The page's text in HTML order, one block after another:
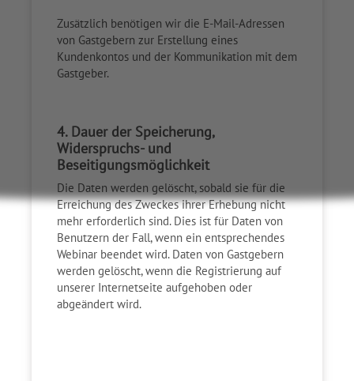
Zusätzlich benötigen wir die E-Mail-Adressen
von Gastgebern zur Erstellung eines
Kundenkontos und der Kommunikation mit dem
Gastgeber.
4. Dauer der Speicherung,
Widerspruchs- und
Beseitigungsmöglichkeit
Die Daten werden gelöscht, sobald sie für die
Erreichung des Zweckes ihrer Erhebung nicht
mehr erforderlich sind. Dies ist für Daten von
Benutzern der Fall, wenn ein entsprechendes
Webinar beendet wird. Daten von Gastgebern
werden gelöscht, wenn die Registrierung auf
unserer Internetseite aufgehoben oder
abgeändert wird.